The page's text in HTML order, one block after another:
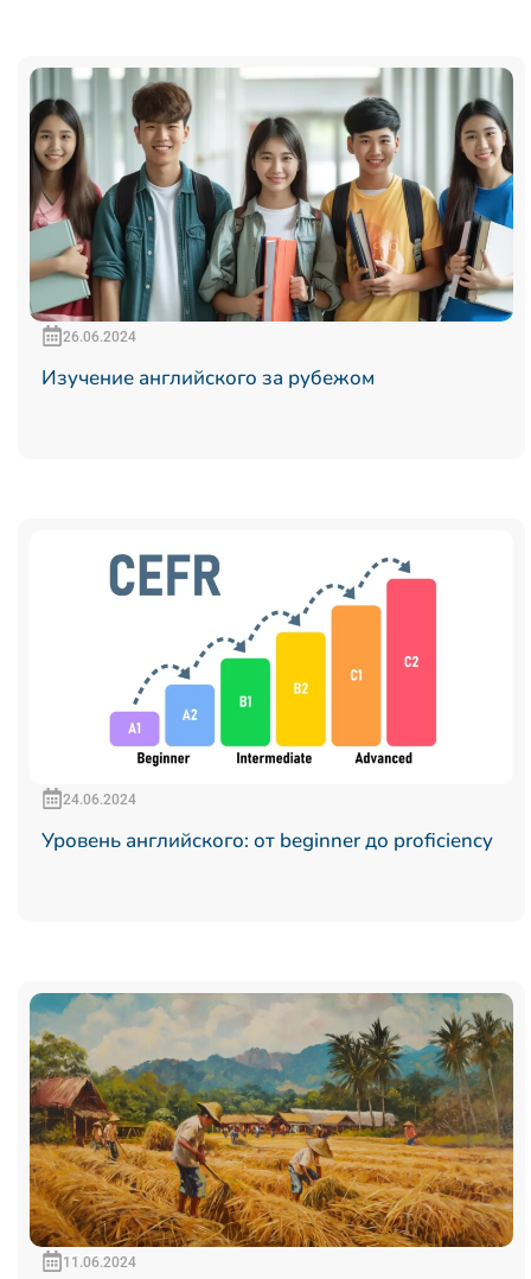
26.06.2024
Изучение английского за рубежом
24.06.2024
Уровень английского: от beginner до proficiency
11.06.2024